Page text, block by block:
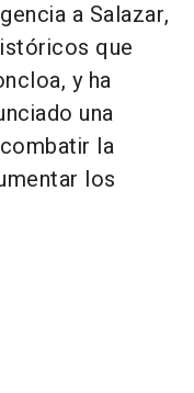
a Salazar,
que
y ha
una
la
los